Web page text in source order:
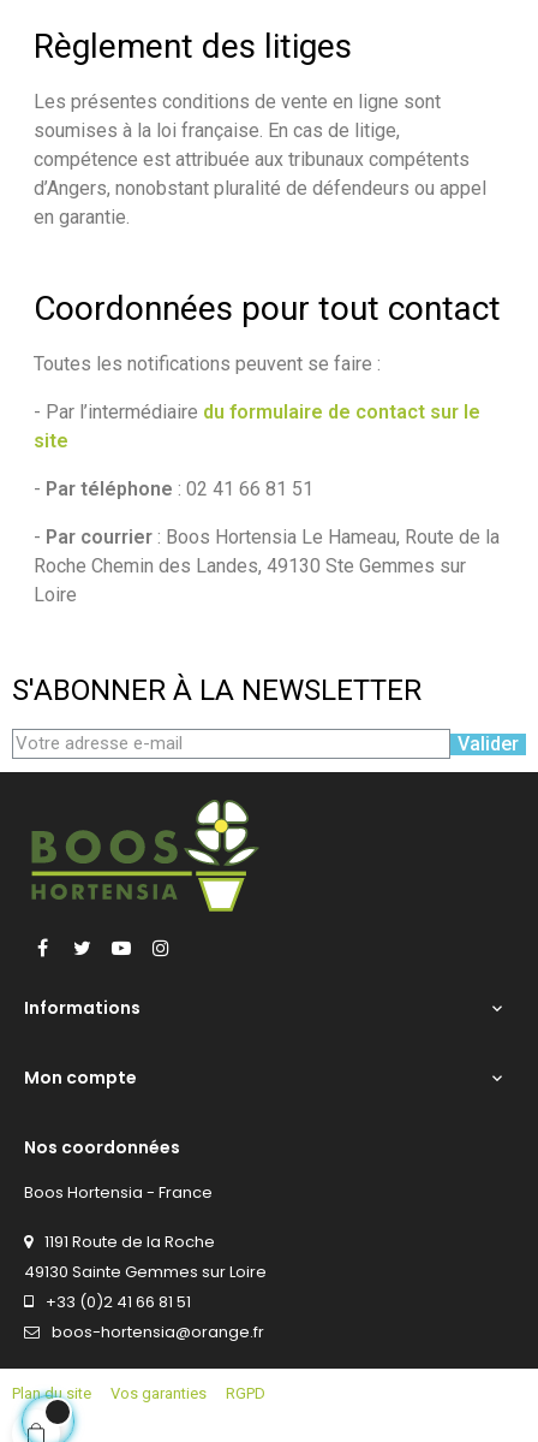
Règlement des litiges
Les présentes conditions de vente en ligne sont
soumises à la loi française. En cas de litige,
compétence est attribuée aux tribunaux compétents
d’Angers, nonobstant pluralité de défendeurs ou appel
en garantie.
Coordonnées pour tout contact
Toutes les notifications peuvent se faire :
- Par l’intermédiaire du formulaire de contact sur le
site
- Par téléphone : 02 41 66 81 51
- Par courrier : Boos Hortensia Le Hameau, Route de la
Roche Chemin des Landes, 49130 Ste Gemmes sur
Loire
S'ABONNER À LA NEWSLETTER
Valider
Facebook
Twitter YouTube
Informations 
Mon compte 
Nos coordonnées
Boos Hortensia - France
1191 Route de la Roche
49130 Sainte Gemmes sur Loire
+33 (0)2 41 66 81 51
boos-hortensia@orange.fr
Plan du site Vos garanties RGPD